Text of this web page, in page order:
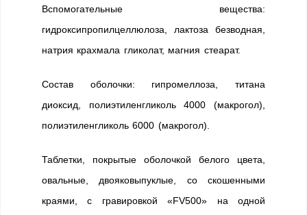
Вспомогательные вещества:
гидроксипропилцеллюлоза, лактоза безводная,
натрия крахмала гликолат, магния стеарат.
Состав оболочки: гипромеллоза, титана
диоксид, полиэтиленгликоль 4000 (макрогол),
полиэтиленгликоль 6000 (макрогол).
Таблетки, покрытые оболочкой белого цвета,
овальные, двояковыпуклые, со скошенными
краями, с гравировкой «FV500» на одной